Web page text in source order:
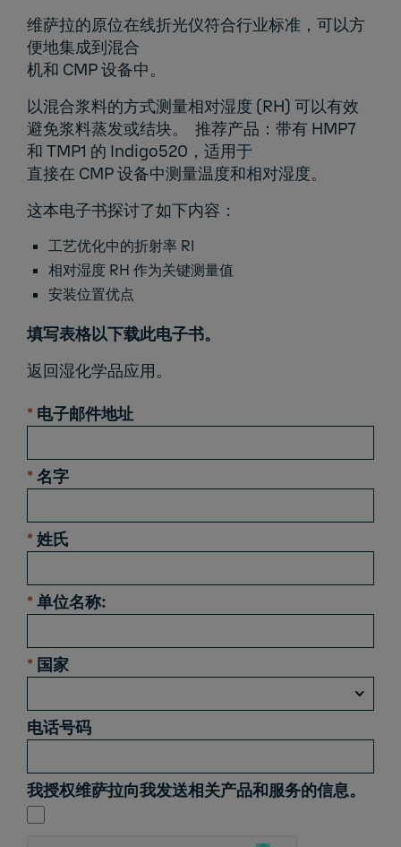
维萨拉的原位在线折光仪符合行业标准，可以方
便地集成到混合
机和 CMP 设备中。
以混合浆料的方式测量相对湿度 (RH) 可以有效
避免浆料蒸发或结块。 推荐产品： 带有 HMP7
和 TMP1 的 Indigo520 ，适用于
直接在 CMP 设备中测量温度和相对湿度。
这本电子书探讨了如下内容：
工艺优化中的折射率 RI
相对湿度 RH 作为关键测量值
安装位置优点
填写表格以下载此电子书。
返回湿化学品应用。
* 电子邮件地址
* 名字
* 姓氏
* 单位名称:
* 国家
电话号码
我授权维萨拉向我发送相关产品和服务的信息。